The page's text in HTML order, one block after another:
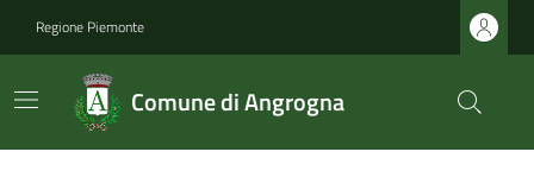
Regione Piemonte
Comune di Angrogna